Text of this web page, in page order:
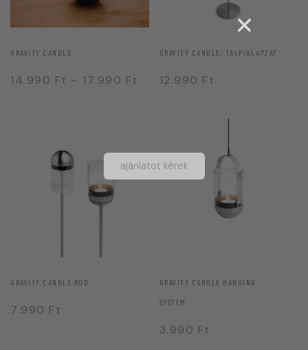
GRAVITY CANDLE
14.990 Ft – 17.990 Ft
GRAVITY CANDLE: TALP/ALAPZAT
12.990 Ft
GRAVITY CANDLE RÚD
7.990 Ft
GRAVITY CANDLE HANGING
SYSTEM
3.990 Ft
ajánlatot kérek